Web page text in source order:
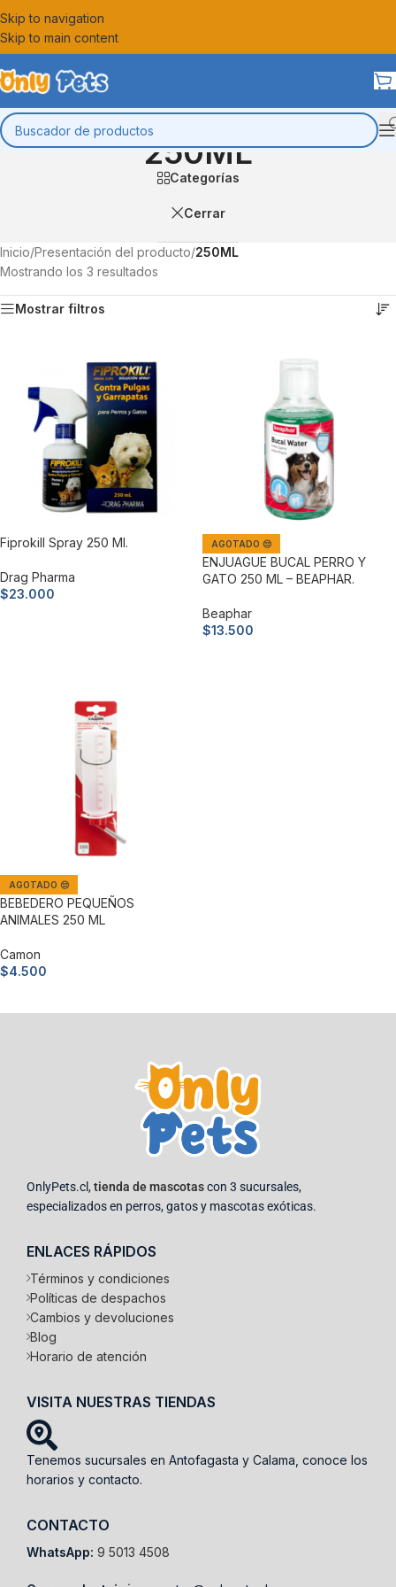
Skip to navigation
Skip to main content
250ML
Categorías
Cerrar
Inicio/Presentación del producto/250ML
Mostrando los 3 resultados
Mostrar filtros
Fiprokill Spray 250 Ml.
Drag Pharma
$23.000
AGOTADO 😔
ENJUAGUE BUCAL PERRO Y
GATO 250 ML – BEAPHAR.
Beaphar
$13.500
AGOTADO 😔
BEBEDERO PEQUEÑOS
ANIMALES 250 ML
Camon
$4.500
OnlyPets.cl,tienda de mascotascon 3 sucursales,
especializados en perros, gatos y mascotas exóticas.
ENLACES RÁPIDOS
Términos y condiciones
Políticas de despachos
Cambios y devoluciones
Blog
Horario de atención
VISITA NUESTRAS TIENDAS
Tenemos sucursales en Antofagasta y Calama, conoce los
horarios y contacto.
CONTACTO
WhatsApp: 9 5013 4508